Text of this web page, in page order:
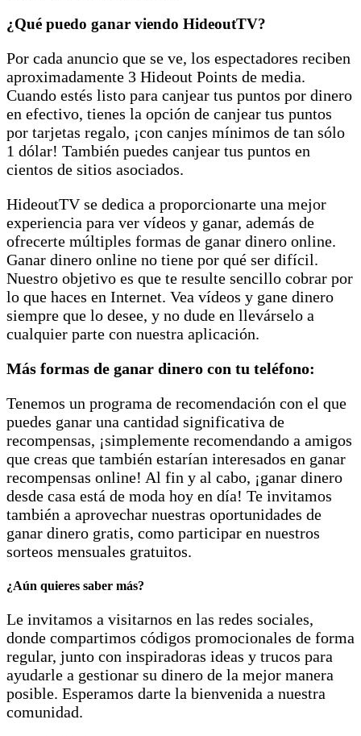
¿Qué puedo ganar viendo HideoutTV?
Por cada anuncio que se ve, los espectadores reciben
aproximadamente 3 Hideout Points de media.
Cuando estés listo para canjear tus puntos por dinero
en efectivo, tienes la opción de canjear tus puntos
por tarjetas regalo, ¡con canjes mínimos de tan sólo
1 dólar! También puedes canjear tus puntos en
cientos de sitios asociados.
HideoutTV se dedica a proporcionarte una mejor
experiencia para ver vídeos y ganar, además de
ofrecerte múltiples formas de ganar dinero online.
Ganar dinero online no tiene por qué ser difícil.
Nuestro objetivo es que te resulte sencillo cobrar por
lo que haces en Internet. Vea vídeos y gane dinero
siempre que lo desee, y no dude en llevárselo a
cualquier parte con nuestra aplicación.
Más formas de ganar dinero con tu teléfono:
Tenemos un programa de recomendación con el que
puedes ganar una cantidad significativa de
recompensas, ¡simplemente recomendando a amigos
que creas que también estarían interesados en ganar
recompensas online! Al fin y al cabo, ¡ganar dinero
desde casa está de moda hoy en día! Te invitamos
también a aprovechar nuestras oportunidades de
ganar dinero gratis, como participar en nuestros
sorteos mensuales gratuitos.
¿Aún quieres saber más?
Le invitamos a visitarnos en las redes sociales,
donde compartimos códigos promocionales de forma
regular, junto con inspiradoras ideas y trucos para
ayudarle a gestionar su dinero de la mejor manera
posible. Esperamos darte la bienvenida a nuestra
comunidad.